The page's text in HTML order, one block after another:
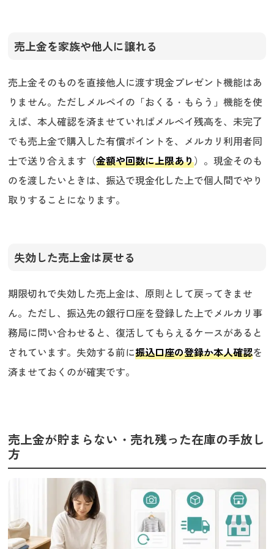
売上金を家族や他人に譲れる
売上金そのものを直接他人に渡す現金プレゼント機能はあ
りません。ただしメルペイの「おくる・もらう」機能を使
えば、本人確認を済ませていればメルペイ残高を、未完了
でも売上金で購入した有償ポイントを、メルカリ利用者同
士で送り合えます（金額や回数に上限あり）。現金そのも
のを渡したいときは、振込で現金化した上で個人間でやり
取りすることになります。
失効した売上金は戻せる
期限切れで失効した売上金は、原則として戻ってきませ
ん。ただし、振込先の銀行口座を登録した上でメルカリ事
務局に問い合わせると、復活してもらえるケースがあると
されています。失効する前に振込口座の登録か本人確認を
済ませておくのが確実です。
売上金が貯まらない・売れ残った在庫の手放し
方